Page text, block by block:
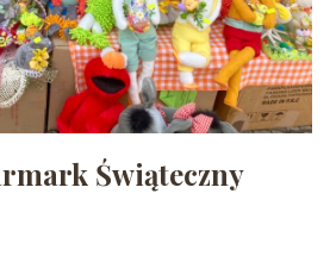
Świąteczny